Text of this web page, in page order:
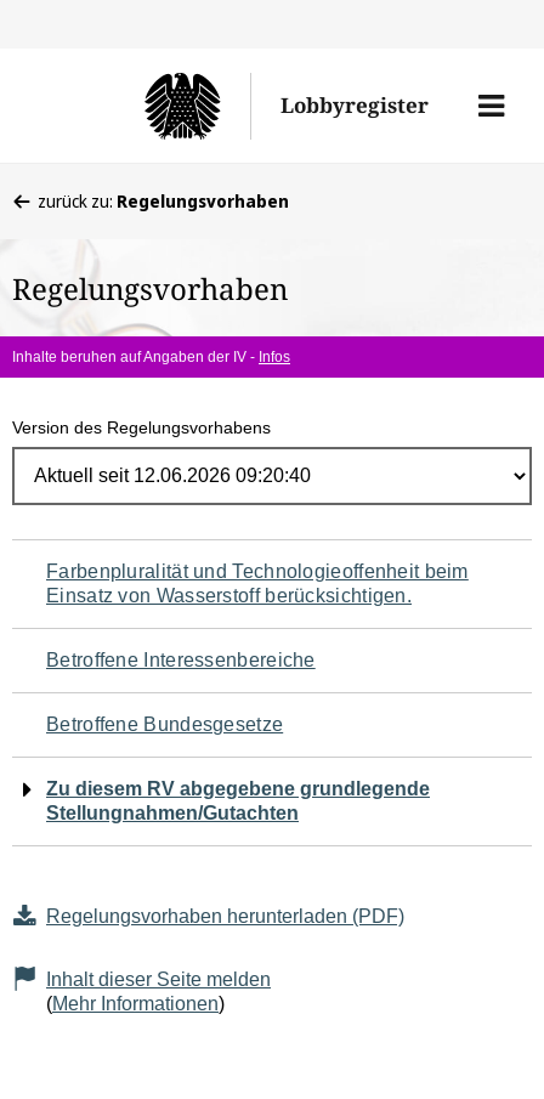
Lobbyregister
Menü
befinden
hier:
zurück zu: Regelungsvorhaben
Regelungsvorhaben
Inhalte beruhen auf Angaben der IV - Infos
Version des Regelungsvorhabens
Navigation
für
den
Seiteninhalt
Farbenpluralität und Technologieoffenheit beim
Einsatz von Wasserstoff berücksichtigen.
Betroffene Interessenbereiche
Betroffene Bundesgesetze
Zu diesem RV abgegebene grundlegende
Stellungnahmen/Gutachten
Regelungsvorhaben herunterladen (PDF)
Inhalt dieser Seite melden
(Mehr Informationen)